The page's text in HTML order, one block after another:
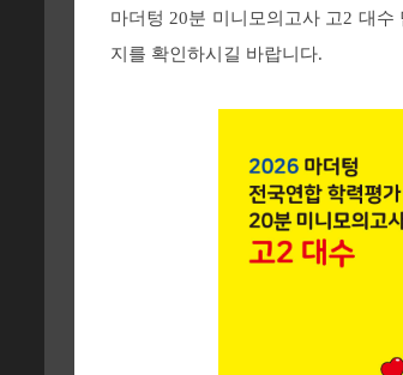
마더텅 20분 미니모의고사 고2 대
지를 확인하시길 바랍니다.